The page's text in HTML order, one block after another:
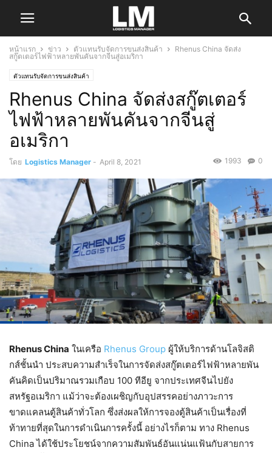
หน้าแรก ข่าว ตัวแทนรับจัดการขนส่งสินค้า
Rhenus China จัดส่ง
สกู๊ตเตอร์ไฟฟ้าหลายพันคันจากจีนสู่อเมริกา
ตัวแทนรับจัดการขนส่งสินค้า
Rhenus China จัดส่งสกู๊ตเตอร์
ไฟฟ้าหลายพันคันจากจีนสู่
อเมริกา
โดย Logistics Manager - April 8, 2021 0
1993
Rhenus China ในเครือ Rhenus Group ผู้ให้บริการด้านโลจิสติ
กส์ชั้นนำ ประสบความสำเร็จในการจัดส่งสกู๊ตเตอร์ไฟฟ้าหลายพัน
คันคิดเป็นปริมาณรวมเกือบ 100 ทีอียู จากประเทศจีนไปยัง
สหรัฐอเมริกา แม้ว่าจะต้องเผชิญกับอุปสรรคอย่างภาวะการ
ขาดแคลนตู้สินค้าทั่วโลก ซึ่งส่งผลให้การจองตู้สินค้าเป็นเรื่องที่
ท้าทายที่สุดในการดำเนินการครั้งนี้ อย่างไรก็ตาม ทาง Rhenus
China ได้ใช้ประโยชน์จากความสัมพันธ์อันแน่นแฟ้นกับสายการ